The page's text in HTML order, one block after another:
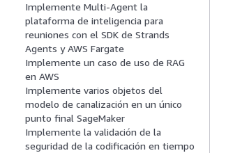
Implemente Multi-Agent la
plataforma de inteligencia para
reuniones con el SDK de Strands
Agents y AWS Fargate
Implemente un caso de uso de RAG
en AWS
Implemente varios objetos del
modelo de canalización en un único
punto final SageMaker
Implemente la validación de la
seguridad de la codificación en tiempo